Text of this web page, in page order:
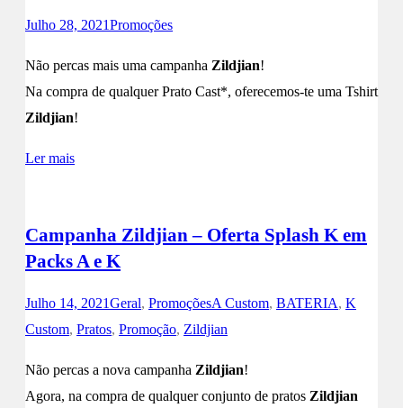
Julho 28, 2021Promoções
Não percas mais uma campanha Zildjian!
Na compra de qualquer Prato Cast*, oferecemos-te uma Tshirt
Zildjian!
Ler mais
Campanha Zildjian – Oferta Splash K em
Packs A e K
Julho 14, 2021Geral, PromoçõesA Custom, BATERIA, K
Custom, Pratos, Promoção, Zildjian
Não percas a nova campanha Zildjian!
Agora, na compra de qualquer conjunto de pratos Zildjian